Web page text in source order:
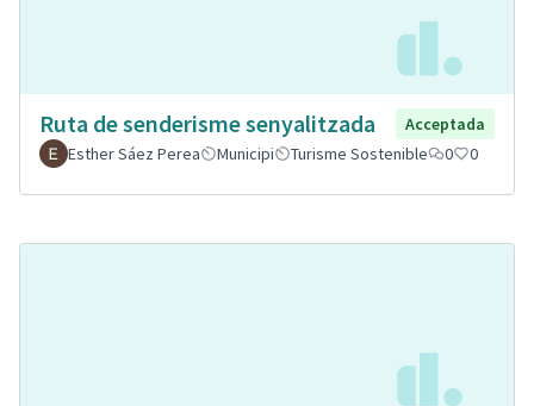
Ruta de senderisme senyalitzada
Acceptada
Esther Sáez Perea
Municipi Turisme Sostenible 0 0